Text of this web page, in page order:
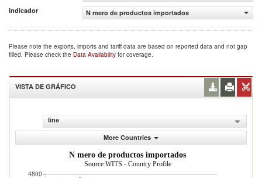
Indicador
N mero de productos importados
Please note the exports, imports and tariff data are based on reported data and not gap
filled. Please check the Data Availability for coverage.
VISTA DE GRÁFICO
line
More Countries
N mero de productos importados
Source:WITS - Country Profile
4800